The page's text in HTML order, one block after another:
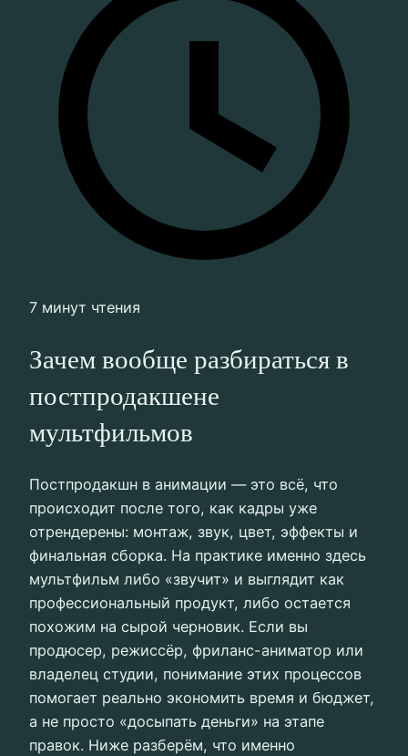
7 минут чтения
Зачем вообще разбираться в
постпродакшене
мультфильмов
Постпродакшн в анимации — это всё, что
происходит после того, как кадры уже
отрендерены: монтаж, звук, цвет, эффекты и
финальная сборка. На практике именно здесь
мультфильм либо «звучит» и выглядит как
профессиональный продукт, либо остается
похожим на сырой черновик. Если вы
продюсер, режиссёр, фриланс-аниматор или
владелец студии, понимание этих процессов
помогает реально экономить время и бюджет,
а не просто «досыпать деньги» на этапе
правок. Ниже разберём, что именно